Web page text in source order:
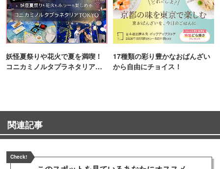
妖怪夏祭りや花火で夏を満喫！
コニカミノルタプラネタリア
17種類の彩り豊かなおばんざい
から自由にチョイス！
関連記事
Check!